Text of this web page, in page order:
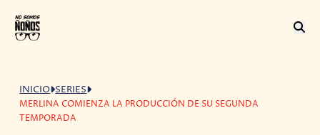
INICIO SERIES
MERLINA COMIENZA LA PRODUCCIÓN DE SU SEGUNDA
TEMPORADA